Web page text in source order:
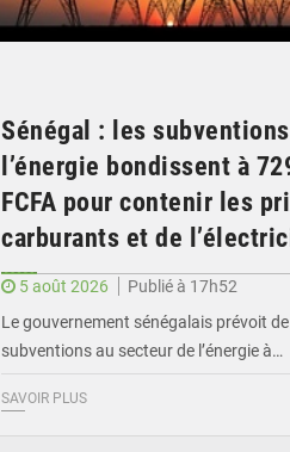
Sénégal : les
l’énergie bondissent à
FCFA pour contenir les
carburants et de
5 août 2026
Publié à 17h52
Le gouvernement sénégalais prévoit
subventions au secteur de l’énergie à…
SAVOIR PLUS